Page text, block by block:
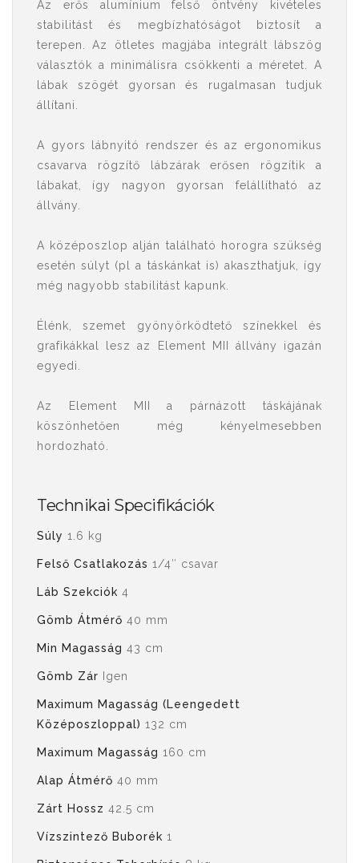
Az erős alumínium felső öntvény kivételes
stabilitást és megbízhatóságot biztosít a
terepen. Az ötletes magjába integrált lábszög
választók a minimálisra csökkenti a méretet. A
lábak szögét gyorsan és rugalmasan tudjuk
állítani.
A gyors lábnyitó rendszer és az ergonomikus
csavarva rögzítő lábzárak erősen rögzítik a
lábakat, így nagyon gyorsan felállítható az
állvány.
A középoszlop alján található horogra szükség
esetén súlyt (pl a táskánkat is) akaszthatjuk, így
még nagyobb stabilitást kapunk.
Élénk, szemet gyönyörködtető színekkel és
grafikákkal lesz az Element MII állvány igazán
egyedi.
Az Element MII a párnázott táskájának
köszönhetően még kényelmesebben
hordozható.
Technikai Specifikációk
Súly 1.6 kg
Felső Csatlakozás 1/4″ csavar
Láb Szekciók 4
Gömb Átmérő 40 mm
Min Magasság 43 cm
Gömb Zár Igen
Maximum Magasság (Leengedett
Középoszloppal) 132 cm
Maximum Magasság 160 cm
Alap Átmérő 40 mm
Zárt Hossz 42.5 cm
Vízszintező Buborék 1